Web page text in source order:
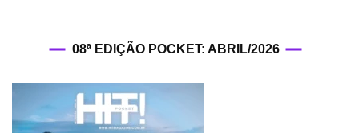
08ª EDIÇÃO POCKET: ABRIL/2026